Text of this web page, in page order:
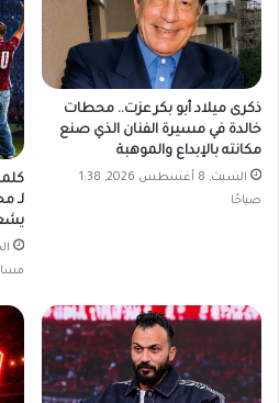
ذكرى ميلاد أبو بكر عزت.. محطات
خالدة في مسيرة الفنان الذي صنع
مكانته بالإبداع والموهبة
السبت, 8 أغسطس 2026, 1:38
صباحًا
لـ